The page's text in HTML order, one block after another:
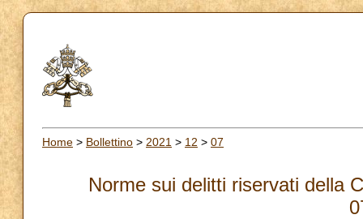
Home > Bollettino > 2021 > 12 > 07
Norme sui delitti riservati della